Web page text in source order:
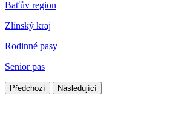
Baťův region
Zlínský kraj
Rodinné pasy
Senior pas
Předchozí Následující